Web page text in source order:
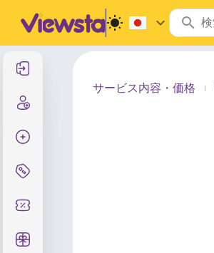
サービス内容・価格